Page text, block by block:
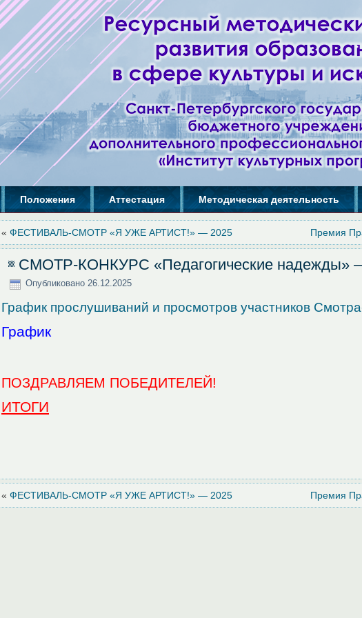
Положения Аттестация Методическая деятельность
« ФЕСТИВАЛЬ-СМОТР «Я УЖЕ АРТИСТ!» — 2025 Премия
СМОТР-КОНКУРС «Педагогические надежды»
Опубликовано 26.12.2025
График прослушиваний и просмотров участников
График
ПОЗДРАВЛЯЕМ ПОБЕДИТЕЛЕЙ!
ИТОГИ
« ФЕСТИВАЛЬ-СМОТР «Я УЖЕ АРТИСТ!» — 2025 Премия